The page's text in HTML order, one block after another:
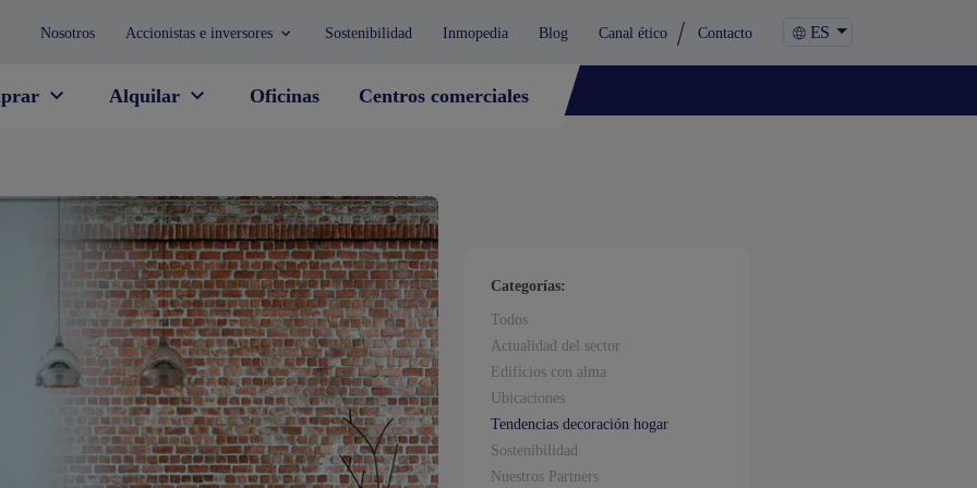
Nosotros Accionistas e inversores Sostenibilidad Inmopedia Blog Canal ético Contacto ES
Alquilar Oficinas Centros comerciales
Categorías:
Todos
Actualidad del sector
Edificios con alma
Ubicaciones
Tendencias decoración hogar
Sostenibilidad
Nuestros Partners